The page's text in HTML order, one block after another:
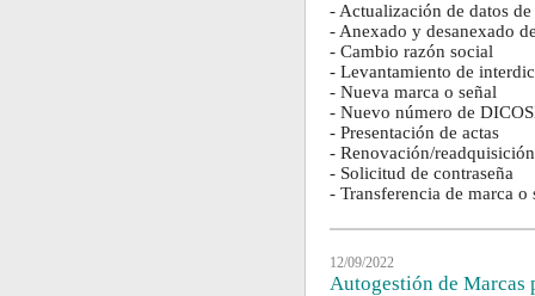
- Actualización de datos
- Anexado y desanexado
- Cambio razón social
- Levantamiento de
- Nueva marca o señal
- Nuevo número de
- Presentación de actas
- Renovación/
- Solicitud de contraseña
- Transferencia de marca o
Autogestión de Marcas
12/09/2022